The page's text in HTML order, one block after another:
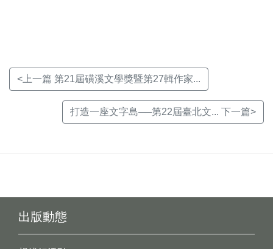
<上一篇 第21屆磺溪文學獎暨第27輯作家...
打造一座文字島──第22屆臺北文... 下一篇>
出版動態